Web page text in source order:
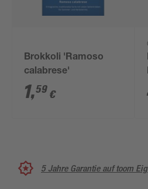
Brokkoli 'Ramoso
calabrese'
1,59 €
5 Jahre Garantie auf toom